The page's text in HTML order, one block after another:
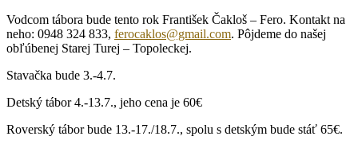
Vodcom tábora bude tento rok František Čakloš – Fero. Kontakt na
neho: 0948 324 833, ferocaklos@gmail.com. Pôjdeme do našej
obľúbenej Starej Turej – Topoleckej.
Stavačka bude 3.-4.7.
Detský tábor 4.-13.7., jeho cena je 60€
Roverský tábor bude 13.-17./18.7., spolu s detským bude stáť 65€.